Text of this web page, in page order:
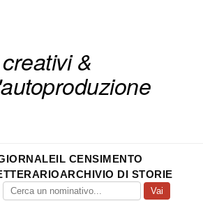
&
IL CENSIMENTO
ARCHIVIO DI STORIE
Vai